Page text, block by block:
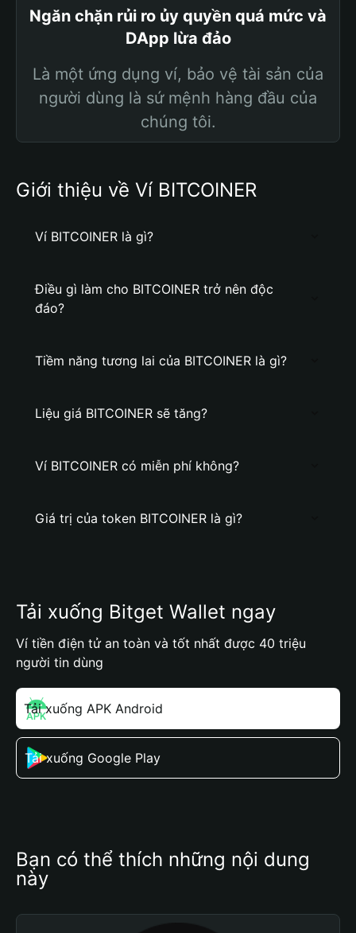
Ngăn chặn rủi ro ủy quyền quá mức và
DApp lừa đảo
Là một ứng dụng ví, bảo vệ tài sản của
người dùng là sứ mệnh hàng đầu của
chúng tôi.
Giới thiệu về Ví BITCOINER
Ví BITCOINER là gì?
Điều gì làm cho BITCOINER trở nên độc
đáo?
Tiềm năng tương lai của BITCOINER là gì?
Liệu giá BITCOINER sẽ tăng?
Ví BITCOINER có miễn phí không?
Giá trị của token BITCOINER là gì?
Tải xuống Bitget Wallet ngay
Ví tiền điện tử an toàn và tốt nhất được 40 triệu
người tin dùng
Tải xuống APK Android
Tải xuống Google Play
Bạn có thể thích những nội dung
này